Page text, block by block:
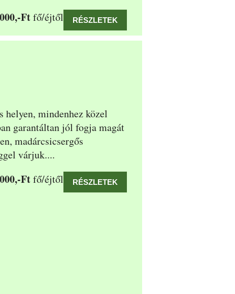
Ftfő/éjtől RÉSZLETEK
helyen, mindenhez közel
garantáltan jól fogja magát
madárcsicsergős
várjuk....
Ftfő/éjtől RÉSZLETEK